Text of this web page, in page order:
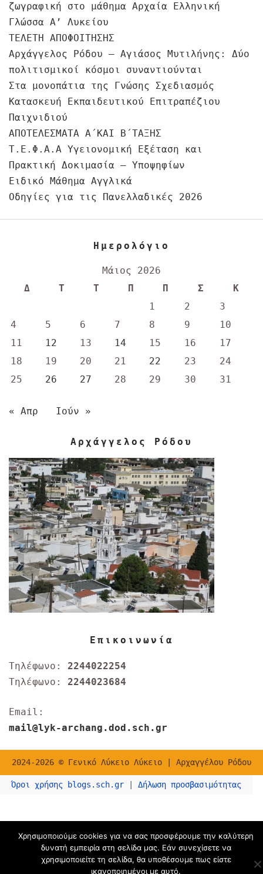
ζωγραφική στο μάθημα Αρχαία Ελληνική
Γλώσσα Α’ Λυκείου
ΤΕΛΕΤΗ ΑΠΟΦΟΙΤΗΣΗΣ
Αρχάγγελος Ρόδου – Αγιάσος Μυτιλήνης: Δύο
πολιτισμικοί κόσμοι συναντιούνται
Στα μονοπάτια της Γνώσης Σχεδιασμός
Κατασκευή Εκπαιδευτικού Επιτραπέζιου
Παιχνιδιού
ΑΠΟΤΕΛΕΣΜΑΤΑ Α΄ΚΑΙ Β΄ΤΑΞΗΣ
Τ.Ε.Φ.Α.Α Υγειονομική Εξέταση και
Πρακτική Δοκιμασία – Υποψηφίων
Ειδικό Μάθημα Αγγλικά
Οδηγίες για τις Πανελλαδικές 2026
Ημερολόγιο
Μάιος 2026
Δ
Τ Τ Π Π Σ
Κ
1
2
3
4
5 6 7 8 9
10
11
12 13 14 15 16
17
18
19 20 21 22 23
24
25
26 27 28 29 30 31
« Απρ Ιούν »
Αρχάγγελος Ρόδου
Επικοινωνία
Τηλέφωνο: 2244022254
Τηλέφωνο: 2244023684
Email:
mail@lyk-archang.dod.sch.gr
2024-2026 © Γενικό Λύκειο Λύκειο | Αρχαγγέλου Ρόδου
Όροι χρήσης blogs.sch.gr |Δήλωση προσβασιμότητας
Χρησιμοποιούμε cookies για να σας προσφέρουμε την καλύτερη
δυνατή εμπειρία στη σελίδα μας. Εάν συνεχίσετε να
χρησιμοποιείτε τη σελίδα, θα υποθέσουμε πως είστε
ικανοποιημένοι με αυτό.